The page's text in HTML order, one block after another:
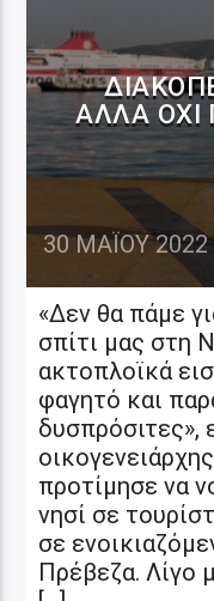
ΑΛΛΆ ΌΧΙ
30 ΜΑΪ́ΟΥ 2022
«Δεν θα πάμε
σπίτι μας στη
ακτοπλοϊκά
φαγητό και
δυσπρόσιτες»,
προτίμησε να
νησί σε
σε
Πρέβεζα. Λίγο